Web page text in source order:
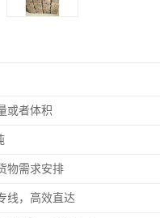
或者体积
物需求安排
线，高效直达